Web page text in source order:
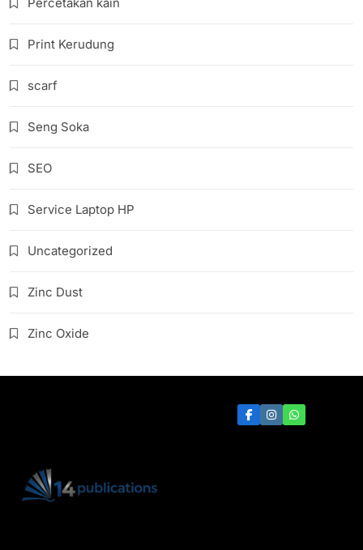
Print Kerudung
scarf
Seng Soka
SEO
Service Laptop HP
Uncategorized
Zinc Dust
Zinc Oxide